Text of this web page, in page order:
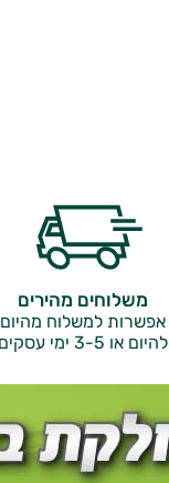
משלוחים מהירים
אפשרות למשלוח מהיום
להיום או 3-5 ימי עסקים